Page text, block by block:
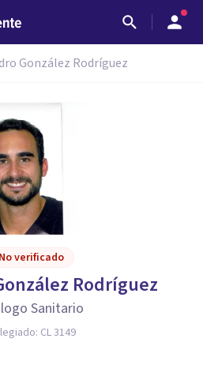
González Rodríguez
No verificado
Rodríguez
Sanitario
CL 3149